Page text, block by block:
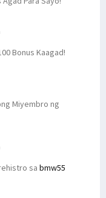
Bonus Kaagad!
Miyembro ng
sa bmw55